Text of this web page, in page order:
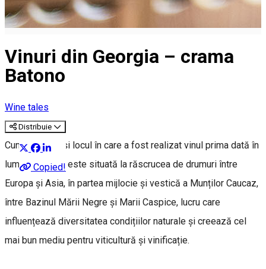
Vinuri din Georgia – crama
Batono
Wine tales
Distribuie
Copied!
Cunoscută ca și locul în care a fost realizat vinul prima dată în
lume,Georgia este situată la răscrucea de drumuri între
Europa și Asia, în partea mijlocie și vestică a Munților Caucaz,
între Bazinul Mării Negre și Marii Caspice, lucru care
influențează diversitatea condițiilor naturale și creează cel
mai bun mediu pentru viticultură și vinificație.